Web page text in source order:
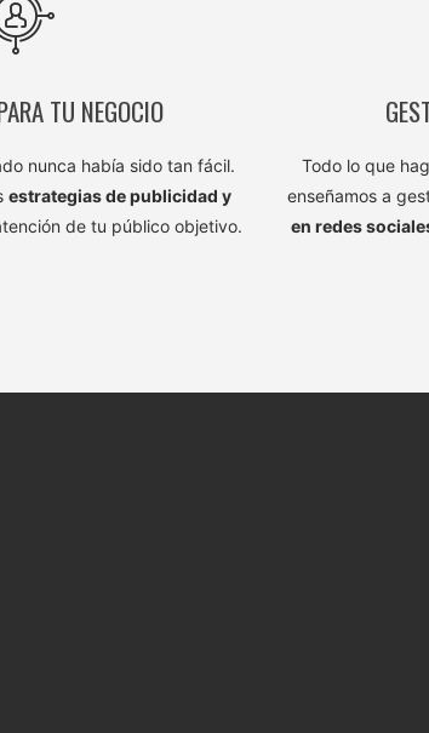
TU NEGOCIO
nunca había sido tan fácil.
estrategias de publicidad y
de tu público objetivo.
Todo lo que
enseñamos a
en redes